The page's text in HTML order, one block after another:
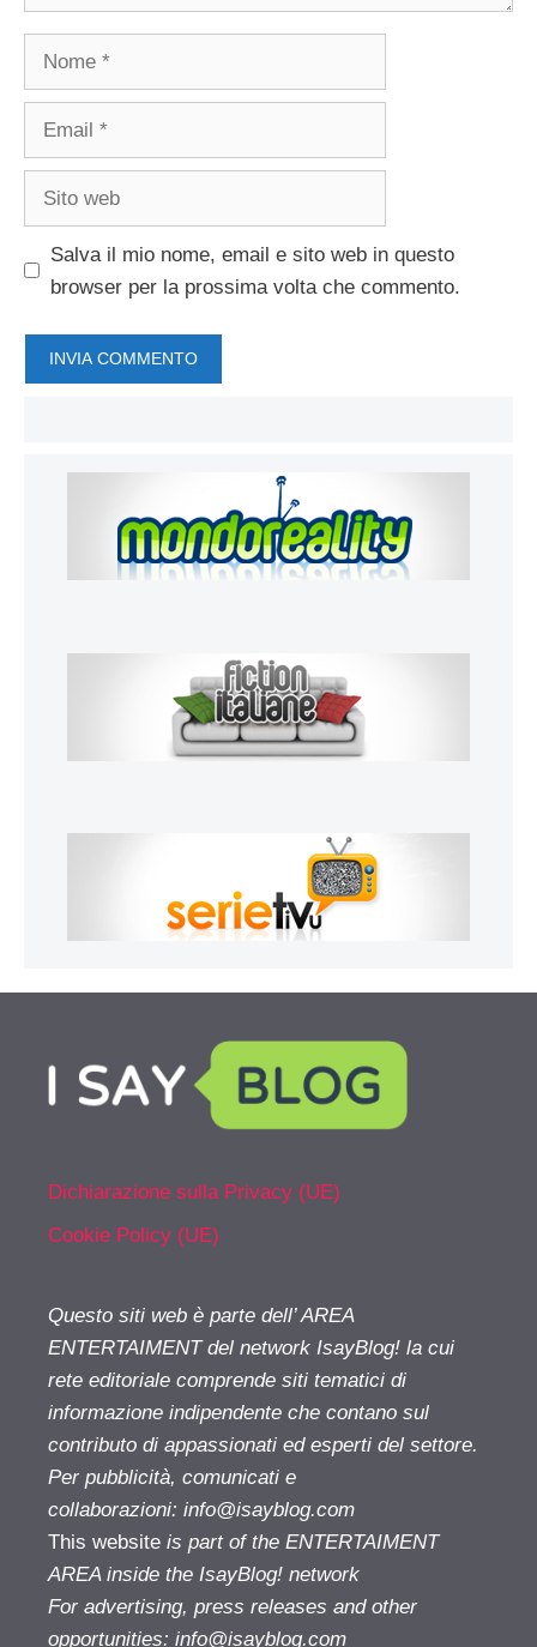
Nome
Email
Sito
Salva il mio nome, email e sito web in questo
browser per la prossima volta che commento.
Dichiarazione sulla Privacy (UE)
Cookie Policy (UE)
Questo siti web è parte dell’ AREA
ENTERTAIMENT del network IsayBlog! la cui
rete editoriale comprende siti tematici di
informazione indipendente che contano sul
contributo di appassionati ed esperti del settore.
Per pubblicità, comunicati e
collaborazioni: info@isayblog.com
This website is part of the ENTERTAIMENT
AREA inside the IsayBlog! network
For advertising, press releases and other
opportunities: info@isayblog.com